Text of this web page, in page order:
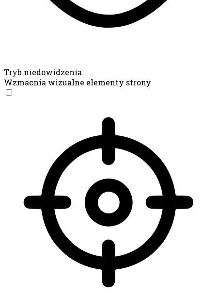
Tryb niedowidzenia
Wzmacnia wizualne elementy strony